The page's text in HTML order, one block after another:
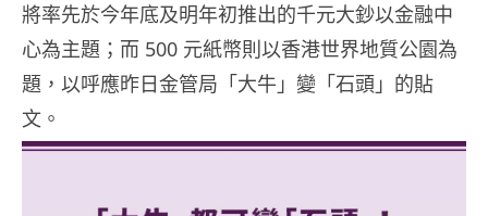
將率先於今年底及明年初推出的千元大鈔以金融中
心為主題；而 500 元紙幣則以香港世界地質公園為
題，以呼應昨日金管局「大牛」變「石頭」的貼
文。